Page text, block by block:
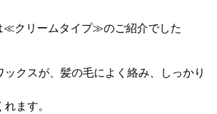
クリームタイプ≫のご紹介でした
クスが、髪の毛によく絡み、しっかり
ます。